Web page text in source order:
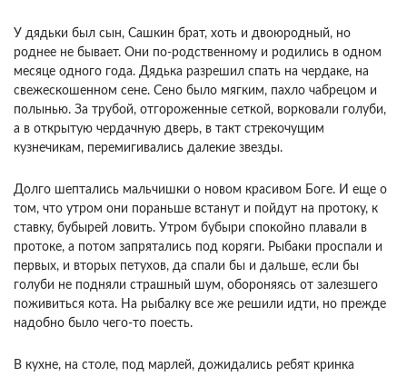
У дядьки был сын, Сашкин брат, хоть и двоюродный, но
роднее не бывает. Они по-родственному и родились в одном
месяце одного года. Дядька разрешил спать на чердаке, на
свежескошенном сене. Сено было мягким, пахло чабрецом и
полынью. За трубой, отгороженные сеткой, ворковали голуби,
а в открытую чердачную дверь, в такт стрекочущим
кузнечикам, перемигивались далекие звезды.
Долго шептались мальчишки о новом красивом Боге. И еще о
том, что утром они пораньше встанут и пойдут на протоку, к
ставку, бубырей ловить. Утром бубыри спокойно плавали в
протоке, а потом запрятались под коряги. Рыбаки проспали и
первых, и вторых петухов, да спали бы и дальше, если бы
голуби не подняли страшный шум, обороняясь от залезшего
поживиться кота. На рыбалку все же решили идти, но прежде
надобно было чего-то поесть.
В кухне, на столе, под марлей, дожидались ребят кринка